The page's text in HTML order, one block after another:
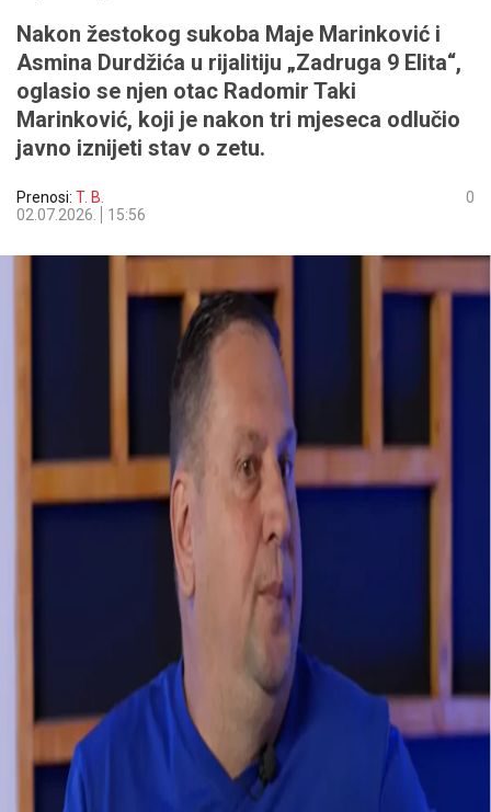
Nakon žestokog sukoba Maje Marinković i
Asmina Durdžića u rijalitiju „Zadruga 9 Elita“,
oglasio se njen otac Radomir Taki
Marinković, koji je nakon tri mjeseca odlučio
javno iznijeti stav o zetu.
Prenosi: T. B.
02.07.2026.
15:56
0